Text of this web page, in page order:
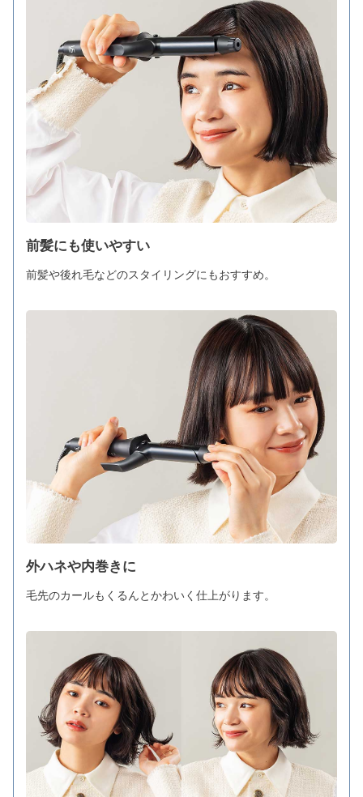
前髪にも使いやすい
前髪や後れ毛などのスタイリングにもおすすめ。
外ハネや内巻きに
毛先のカールもくるんとかわいく仕上がります。